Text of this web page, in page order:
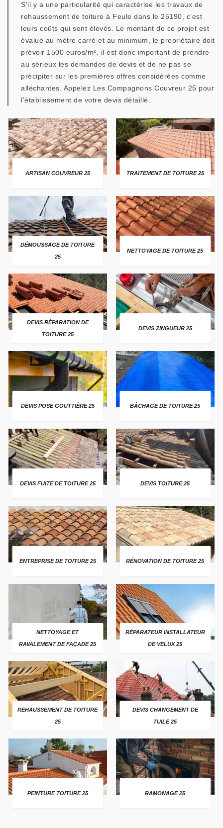
S’il y a une particularité qui caractérise les travaux de
rehaussement de toiture à Feule dans le 25190, c’est
leurs coûts qui sont élevés. Le montant de ce projet est
évalué au mètre carré et au minimum, le propriétaire doit
prévoir 1500 euros/m². il est donc important de prendre
au sérieux les demandes de devis et de ne pas se
précipiter sur les premières offres considérées comme
alléchantes. Appelez Les Compagnons Couvreur 25 pour
l’établissement de votre devis détaillé.
ARTISAN COUVREUR 25 TRAITEMENT DE TOITURE 25
DÉMOUSSAGE DE TOITURE
25
NETTOYAGE DE TOITURE 25
DEVIS RÉPARATION DE
TOITURE 25
DEVIS ZINGUEUR 25
DEVIS POSE GOUTTIÈRE 25 BÂCHAGE DE TOITURE 25
DEVIS FUITE DE TOITURE 25 DEVIS TOITURE 25
ENTREPRISE DE TOITURE 25 RÉNOVATION DE TOITURE 25
NETTOYAGE ET
RAVALEMENT DE FAÇADE 25
RÉPARATEUR INSTALLATEUR
DE VELUX 25
REHAUSSEMENT DE TOITURE
25
DEVIS CHANGEMENT DE
TUILE 25
PEINTURE TOITURE 25 RAMONAGE 25